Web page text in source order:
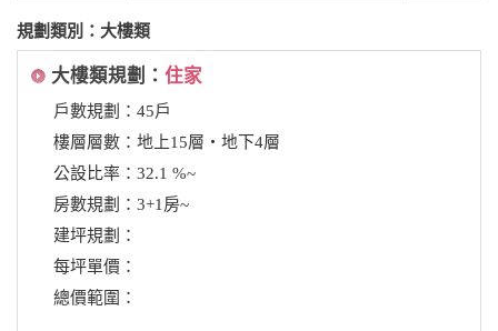
規劃類別：大樓類
大樓類規劃： 住家
戶數規劃：45戶
樓層層數：地上15層‧地下4層
公設比率：32.1 %~
房數規劃：3+1房~
建坪規劃：
每坪單價：
總價範圍：